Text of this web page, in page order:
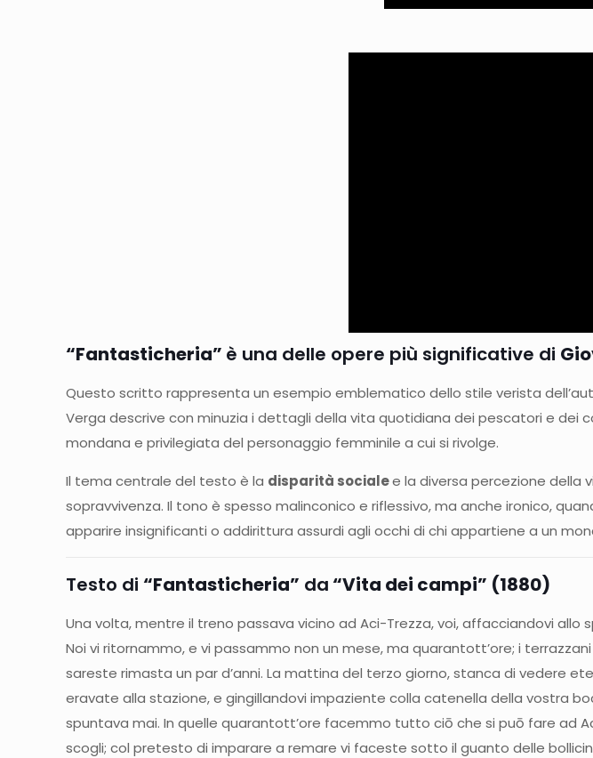
“Fantasticheria” è una delle opere più significative di
Questo scritto rappresenta un esempio emblematico dello stile verista
Verga descrive con minuzia i dettagli della vita quotidiana dei pescatori e dei
mondana e privilegiata del personaggio femminile a cui si rivolge.
Il tema centrale del testo è la disparità socialee la diversa percezione della
sopravvivenza. Il tono è spesso malinconico e riflessivo, ma anche ironico,
apparire insignificanti o addirittura assurdi agli occhi di chi appartiene a un
Testo di “Fantasticheria” da “Vita dei campi” (1880)
Una volta, mentre il treno passava vicino ad Aci-Trezza, voi, affacciandovi
Noi vi ritornammo, e vi passammo non un mese, ma quarantott’ore; i
sareste rimasta un par d’anni. La mattina del terzo giorno, stanca di vedere
eravate alla stazione, e gingillandovi impaziente colla catenella della vostra
spuntava mai. In quelle quarantott’ore facemmo tutto ciō che si puō fare ad
scogli; col pretesto di imparare a remare vi faceste sotto il guanto delle